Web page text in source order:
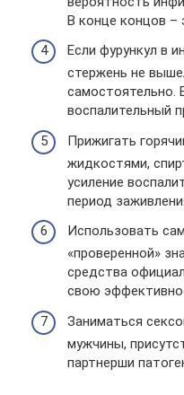
В конце концов –
Если фурункул в
стержень не
самостоятельно.
воспалительный
Прижигать
жидкостями,
усиление
период
Использовать
«проверенной»
средства
свою
Заниматься
мужчины,
партнерши